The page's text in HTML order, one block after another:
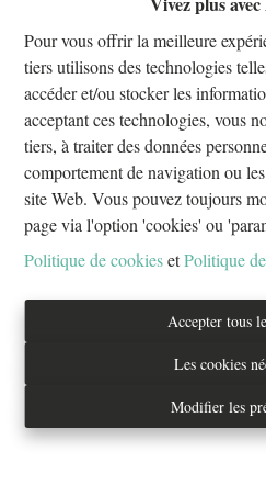
Pour vous offrir la meilleure
tiers utilisons des technologies
accéder et/ou stocker les
acceptant ces technologies, vous
tiers, à traiter des données
comportement de navigation ou
site Web. Vous pouvez toujours
page via l'option 'cookies' ou
Politique de cookiesetPolitique
Accepter tous
Les cookies
Modifier les
Oups, cette
À Vendre
Tél. : 02/
Real